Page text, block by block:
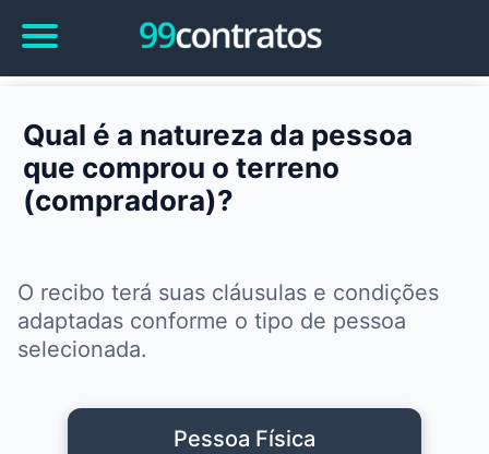
Qual é a natureza da pessoa
que comprou o terreno
(compradora)?
O recibo terá suas cláusulas e condições
adaptadas conforme o tipo de pessoa
selecionada.
Pessoa Física